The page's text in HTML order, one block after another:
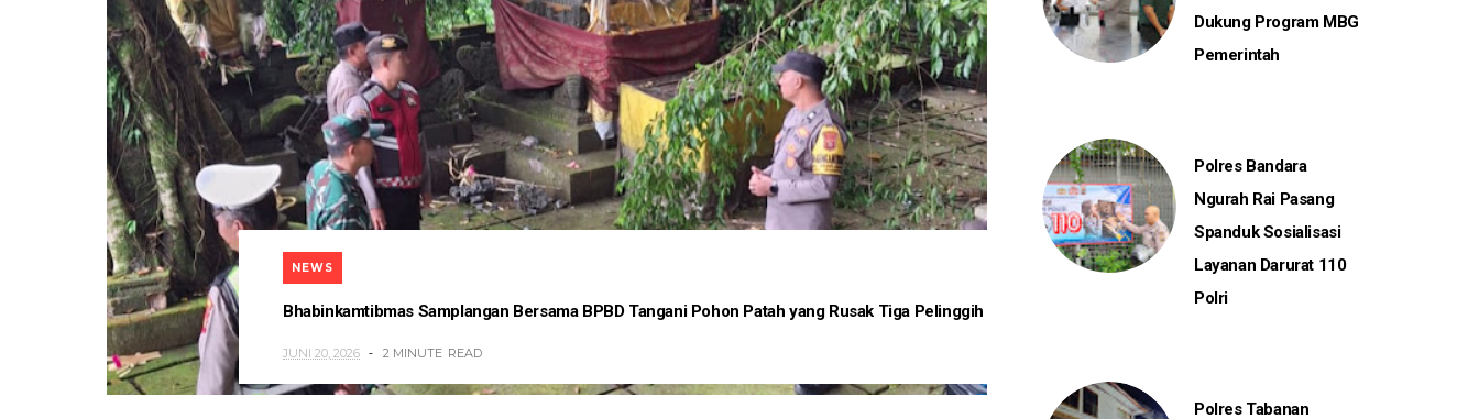
NEWS
Bhabinkamtibmas Samplangan Bersama BPBD Tangani Pohon Patah yang Rusak Tiga Pelinggih
JUNI 20, 2026 2 MINUTE READ
Dukung Program MBG
Pemerintah
Polres Bandara
Ngurah Rai Pasang
Spanduk Sosialisasi
Layanan Darurat 110
Polri
Polres Tabanan